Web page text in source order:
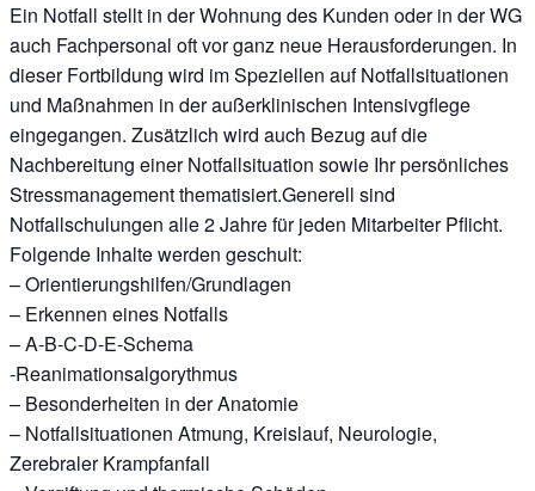
Ein Notfall stellt in der Wohnung des Kunden oder in der WG
auch Fachpersonal oft vor ganz neue Herausforderungen. In
dieser Fortbildung wird im Speziellen auf Notfallsituationen
und Maßnahmen in der außerklinischen Intensivgflege
eingegangen. Zusätzlich wird auch Bezug auf die
Nachbereitung einer Notfallsituation sowie Ihr persönliches
Stressmanagement thematisiert.Generell sind
Notfallschulungen alle 2 Jahre für jeden Mitarbeiter Pflicht.
Folgende Inhalte werden geschult:
– Orientierungshilfen/Grundlagen
– Erkennen eines Notfalls
– A-B-C-D-E-Schema
-Reanimationsalgorythmus
– Besonderheiten in der Anatomie
– Notfallsituationen Atmung, Kreislauf, Neurologie,
Zerebraler Krampfanfall